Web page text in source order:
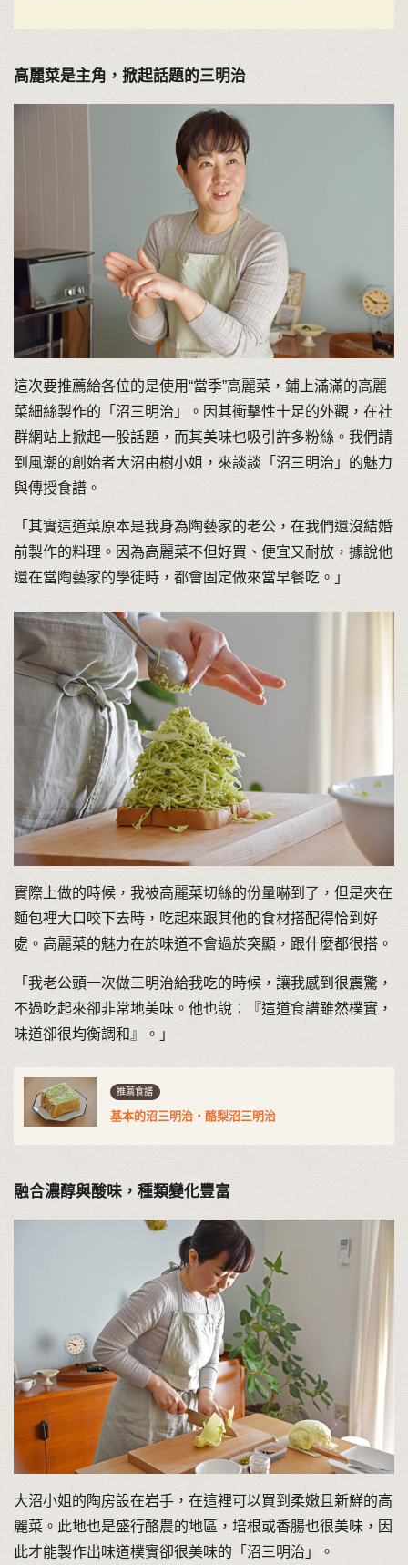
高麗菜是主角，掀起話題的三明治
這次要推薦給各位的是使用“當季”高麗菜，鋪上滿滿的高麗
菜細絲製作的「沼三明治」。因其衝擊性十足的外觀，在社
群網站上掀起一股話題，而其美味也吸引許多粉絲。我們請
到風潮的創始者大沼由樹小姐，來談談「沼三明治」的魅力
與傳授食譜。
「其實這道菜原本是我身為陶藝家的老公，在我們還沒結婚
前製作的料理。因為高麗菜不但好買、便宜又耐放，據說他
還在當陶藝家的學徒時，都會固定做來當早餐吃。」
實際上做的時候，我被高麗菜切絲的份量嚇到了，但是夾在
麵包裡大口咬下去時，吃起來跟其他的食材搭配得恰到好
處。高麗菜的魅力在於味道不會過於突顯，跟什麼都很搭。
「我老公頭一次做三明治給我吃的時候，讓我感到很震驚，
不過吃起來卻非常地美味。他也說：『這道食譜雖然樸實，
味道卻很均衡調和』。」
推薦食譜
基本的沼三明治・酪梨沼三明治
融合濃醇與酸味，種類變化豐富
大沼小姐的陶房設在岩手，在這裡可以買到柔嫩且新鮮的高
麗菜。此地也是盛行酪農的地區，培根或香腸也很美味，因
此才能製作出味道樸實卻很美味的「沼三明治」。